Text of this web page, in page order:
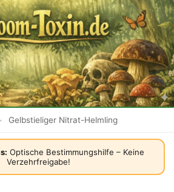
Gelbstieliger Nitrat-Helmling
Optische Bestimmungshilfe – Keine
Verzehrfreigabe!